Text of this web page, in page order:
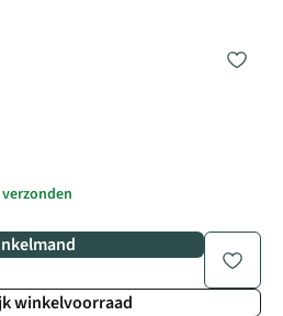
winkelvoorraad